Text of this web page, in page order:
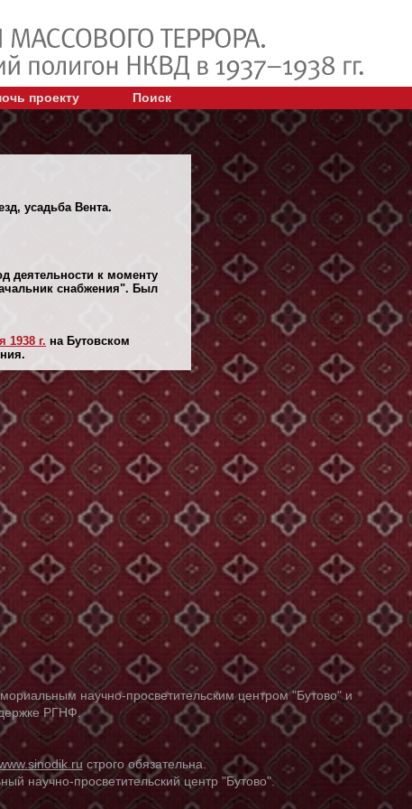
проекту Поиск
усадьба Вента.
деятельности к моменту
снабжения". Был
1938 г. на Бутовском
научно-просветительским центром "Бутово" и
РГНФ.
строго обязательна.
научно-просветительский центр "Бутово".